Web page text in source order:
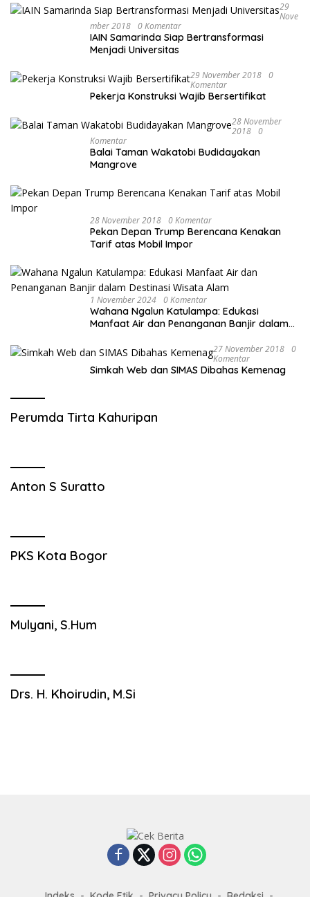
29
Nove
Mber 2018 0 Komentar
IAIN Samarinda Siap Bertransformasi
Menjadi Universitas
29 November 2018 0
Komentar
Pekerja Konstruksi Wajib Bersertifikat
28 November
2018 0
Komentar
Balai Taman Wakatobi Budidayakan
Mangrove
28 November 2018 0 Komentar
Pekan Depan Trump Berencana Kenakan
Tarif atas Mobil Impor
1 November 2024 0 Komentar
Wahana Ngalun Katulampa: Edukasi
Manfaat Air dan Penanganan Banjir dalam
27 November 2018 0
Komentar
Simkah Web dan SIMAS Dibahas Kemenag
Perumda Tirta Kahuripan
Anton S Suratto
PKS Kota Bogor
Mulyani, S.Hum
Drs. H. Khoirudin, M.Si